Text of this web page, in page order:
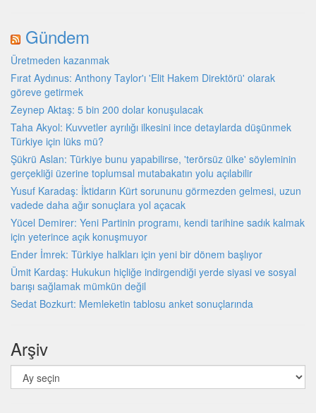
Gündem
Üretmeden kazanmak
Fırat Aydınus: Anthony Taylor'ı 'Elit Hakem Direktörü' olarak
göreve getirmek
Zeynep Aktaş: 5 bin 200 dolar konuşulacak
Taha Akyol: Kuvvetler ayrılığı ilkesini ince detaylarda düşünmek
Türkiye için lüks mü?
Şükrü Aslan: Türkiye bunu yapabilirse, 'terörsüz ülke' söyleminin
gerçekliği üzerine toplumsal mutabakatın yolu açılabilir
Yusuf Karadaş: İktidarın Kürt sorununu görmezden gelmesi, uzun
vadede daha ağır sonuçlara yol açacak
Yücel Demirer: Yeni Partinin programı, kendi tarihine sadık kalmak
için yeterince açık konuşmuyor
Ender İmrek: Türkiye halkları için yeni bir dönem başlıyor
Ümit Kardaş: Hukukun hiçliğe indirgendiği yerde siyasi ve sosyal
barışı sağlamak mümkün değil
Sedat Bozkurt: Memleketin tablosu anket sonuçlarında
Arşiv
Arşiv